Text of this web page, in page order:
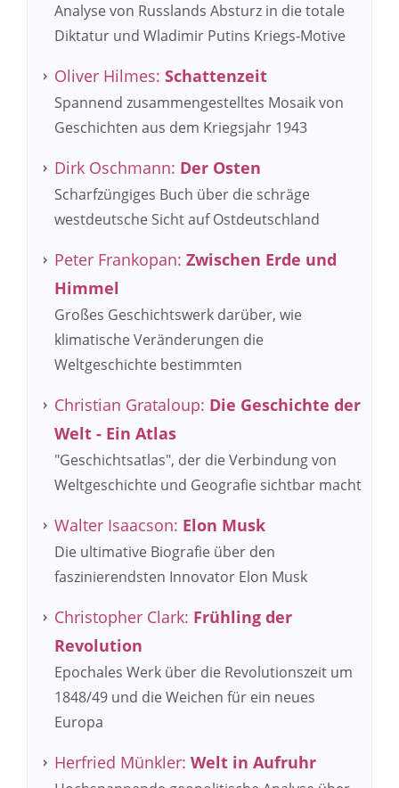
Analyse von Russlands Absturz in die totale
Diktatur und Wladimir Putins Kriegs-Motive
Oliver Hilmes: Schattenzeit
Spannend zusammengestelltes Mosaik von
Geschichten aus dem Kriegsjahr 1943
Dirk Oschmann: Der Osten
Scharfzüngiges Buch über die schräge
westdeutsche Sicht auf Ostdeutschland
Peter Frankopan: Zwischen Erde und
Himmel
Großes Geschichtswerk darüber, wie
klimatische Veränderungen die
Weltgeschichte bestimmten
Christian Grataloup: Die Geschichte der
Welt - Ein Atlas
"Geschichtsatlas", der die Verbindung von
Weltgeschichte und Geografie sichtbar macht
Walter Isaacson: Elon Musk
Die ultimative Biografie über den
faszinierendsten Innovator Elon Musk
Christopher Clark: Frühling der
Revolution
Epochales Werk über die Revolutionszeit um
1848/49 und die Weichen für ein neues
Europa
Herfried Münkler: Welt in Aufruhr